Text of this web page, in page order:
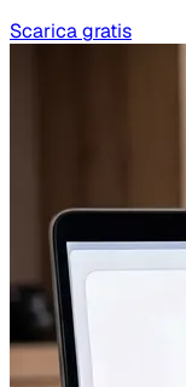
Scarica gratis